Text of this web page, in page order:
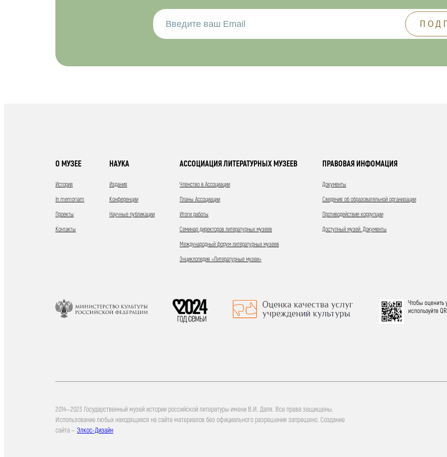
О МУЗЕЕ
История
In memoriam
Проекты
Контакты
НАУКА
Издания
Конференции
Научные публикации
АССОЦИАЦИЯ ЛИТЕРАТУРНЫХ МУЗЕЕВ
Членство в Ассоциации
Планы Ассоциации
Итоги работы
Семинар директоров литературных музеев
Международный форум литературных музеев
Энциклопедия «Литературные музеи»
ПРАВОВАЯ ИНФОМАЦИЯ
Документы
Сведения об образовательной организации
Противодействие коррупции
Доступный музей. Документы
Чтобы оценить
используйте
2014—2023 Государственный музей истории российской литературы имени В.И. Даля. Все права защищены.
Использование любых находящихся на сайте материалов без официального разрешения запрещено. Создание
сайта — Элкос-Дизайн